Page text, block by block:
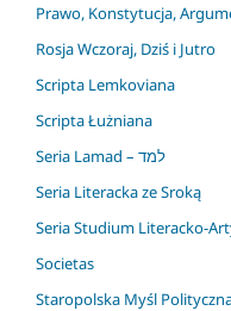
Prawo, Konstytucja,
Rosja Wczoraj, Dziś i Jutro
Scripta Lemkoviana
Scripta Łużniana
Seria Lamad – למד
Seria Literacka ze Sroką
Seria Studium Literacko-
Societas
Staropolska Myśl